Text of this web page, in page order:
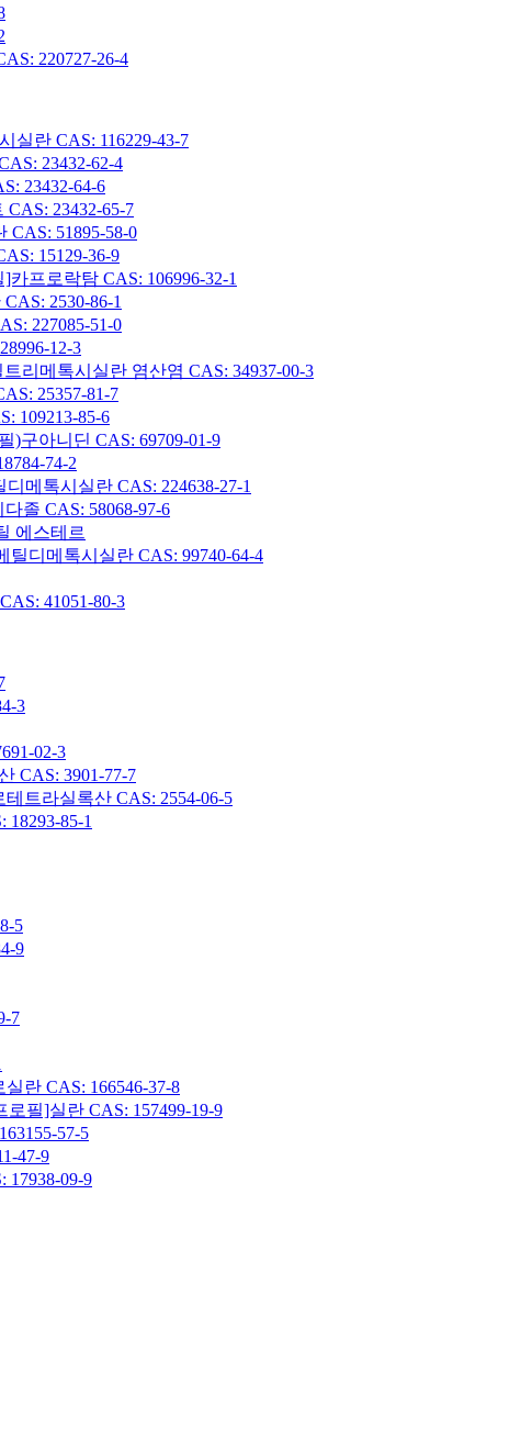
220727-26-4
실란 CAS: 116229-43-7
23432-62-4
23432-64-6
23432-65-7
51895-58-0
15129-36-9
프로락탐 CAS: 106996-32-1
2530-86-1
227085-51-0
12-3
리메톡시실란 염산염 CAS: 34937-00-3
25357-81-7
109213-85-6
)구아니딘 CAS: 69709-01-9
74-2
메톡시실란 CAS: 224638-27-1
졸 CAS: 58068-97-6
에스테르
디메톡시실란 CAS: 99740-64-4
41051-80-3
3
02-3
CAS: 3901-77-7
트라실록산 CAS: 2554-06-5
85-1
5
9
7
란 CAS: 166546-37-8
필]실란 CAS: 157499-19-9
57-5
47-9
17938-09-9